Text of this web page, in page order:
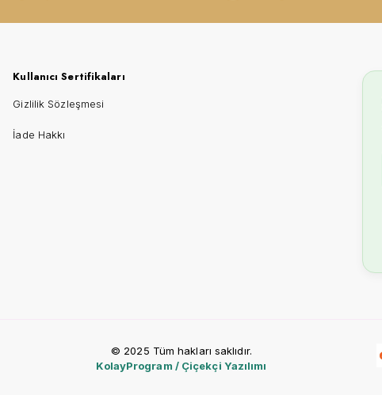
Kullanıcı Sertifikaları
Gizlilik Sözleşmesi
İade Hakkı
© 2025 Tüm hakları saklıdır.
KolayProgram / Çiçekçi Yazılımı